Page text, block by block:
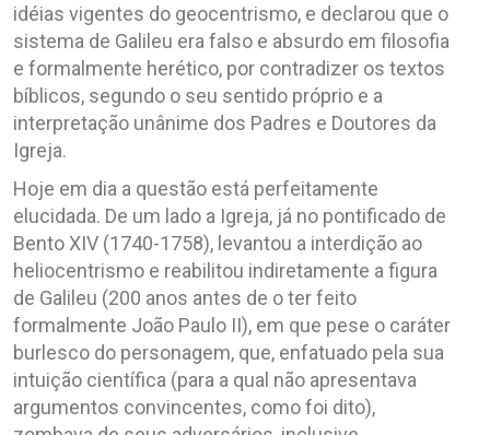
idéias vigentes do geocentrismo, e declarou que o
sistema de Galileu era falso e absurdo em filosofia
e formalmente herético, por contradizer os textos
bíblicos, segundo o seu sentido próprio e a
interpretação unânime dos Padres e Doutores da
Igreja.
Hoje em dia a questão está perfeitamente
elucidada. De um lado a Igreja, já no pontificado de
Bento XIV (1740-1758), levantou a interdição ao
heliocentrismo e reabilitou indiretamente a figura
de Galileu (200 anos antes de o ter feito
formalmente João Paulo II), em que pese o caráter
burlesco do personagem, que, enfatuado pela sua
intuição científica (para a qual não apresentava
argumentos convincentes, como foi dito),